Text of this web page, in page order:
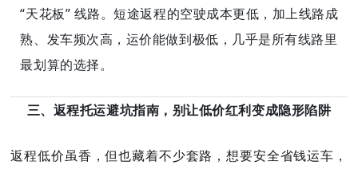
“天花板” 线路。短途返程的空驶成本更低，加上线路成
熟、发车频次高，运价能做到极低，几乎是所有线路里
最划算的选择。
三、返程托运避坑指南，别让低价红利变成隐形陷阱
返程低价虽香，但也藏着不少套路，想要安全省钱运车，